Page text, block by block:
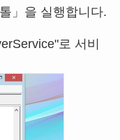
」을 실행합니다.
로 서비